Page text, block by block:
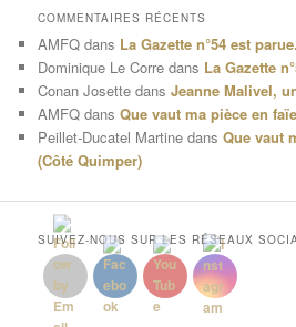
COMMENTAIRES RÉCENTS
AMFQ dans La Gazette n°54 est parue.
Dominique Le Corre dans La Gazette
Conan Josette dansJeanne Malivel,
AMFQ dansQue vaut ma pièce en
Peillet-Ducatel Martine dansQue vaut
(Côté Quimper)
SUIVEZ-NOUS SUR LES RÉSEAUX